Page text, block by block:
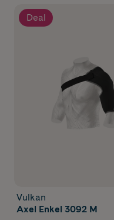
Deal
Vulkan
Axel Enkel 3092 M